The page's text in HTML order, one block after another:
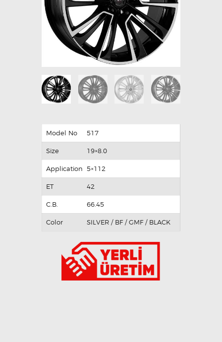
Model No 517
Size 19×8.0
Application 5×112
ET 42
C.B. 66.45
Color SILVER / BF / GMF / BLACK